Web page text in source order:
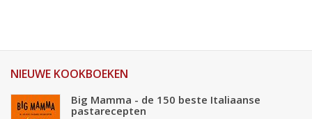
NIEUWE KOOKBOEKEN
Big Mamma - de 150 beste Italiaanse
pastarecepten